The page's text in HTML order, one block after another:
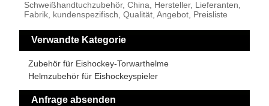
Schweißhandtuchzubehör, China, Hersteller, Lieferanten,
Fabrik, kundenspezifisch, Qualität, Angebot, Preisliste
Verwandte Kategorie
Zubehör für Eishockey-Torwarthelme
Helmzubehör für Eishockeyspieler
Anfrage absenden